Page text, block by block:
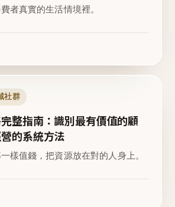
者真實的生活情境裡。
社群
整指南：識別最有價值的顧
的系統方法
樣值錢，把資源放在對的人身上。